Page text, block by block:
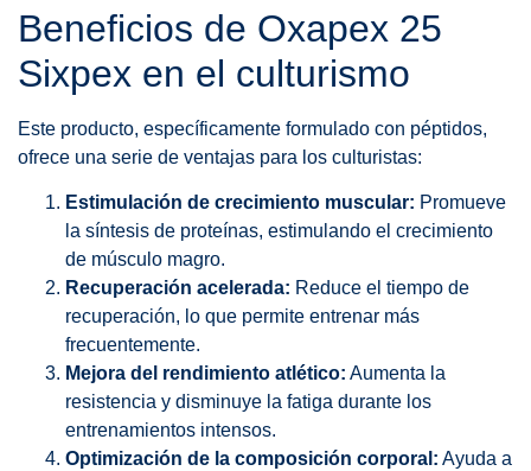
Beneficios de Oxapex 25
Sixpex en el culturismo
Este producto, específicamente formulado con péptidos,
ofrece una serie de ventajas para los culturistas:
Estimulación de crecimiento muscular: Promueve
la síntesis de proteínas, estimulando el crecimiento
de músculo magro.
Recuperación acelerada: Reduce el tiempo de
recuperación, lo que permite entrenar más
frecuentemente.
Mejora del rendimiento atlético: Aumenta la
resistencia y disminuye la fatiga durante los
entrenamientos intensos.
Optimización de la composición corporal: Ayuda a